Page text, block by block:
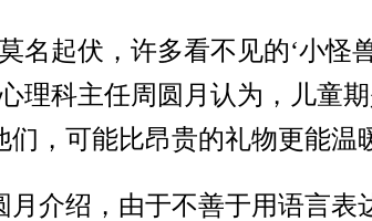
名起伏，许多看不见的‘小怪
理科主任周圆月认为，儿童
，可能比昂贵的礼物更能温
介绍，由于不善于用语言表